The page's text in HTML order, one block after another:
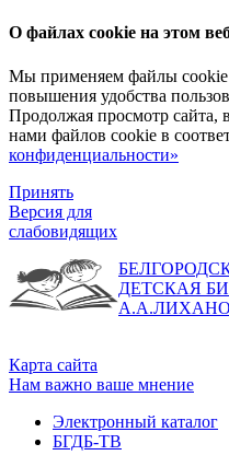
О файлах cookie на этом
Мы применяем файлы cookie
повышения удобства
Продолжая просмотр сайта,
нами файлов cookie в
конфиденциальности»
Принять
Версия для
слабовидящих
ДЕТСКАЯ
Карта сайта
Нам важно ваше мнение
Электронный каталог
БГДБ-ТВ